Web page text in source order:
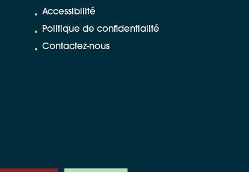
Accessibilité
Politique de confidentialité
Contactez-nous